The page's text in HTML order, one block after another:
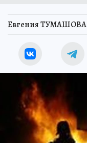
Евгения ТУМАШОВА